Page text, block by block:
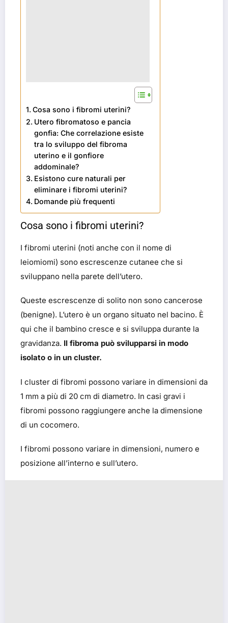
Cosa sono i fibromi uterini?
Utero fibromatoso e pancia
gonfia: Che correlazione esiste
tra lo sviluppo del fibroma
uterino e il gonfiore
addominale?
Esistono cure naturali per
eliminare i fibromi uterini?
Domande più frequenti
Cosa sono i fibromi uterini?
I fibromi uterini (noti anche con il nome di
leiomiomi) sono escrescenze cutanee che si
sviluppano nella parete dell’utero.
Queste escrescenze di solito non sono cancerose
(benigne). L’utero è un organo situato nel bacino. È
qui che il bambino cresce e si sviluppa durante la
gravidanza. Il fibroma può svilupparsi in modo
isolato o in un cluster.
I cluster di fibromi possono variare in dimensioni da
1 mm a più di 20 cm di diametro. In casi gravi i
fibromi possono raggiungere anche la dimensione
di un cocomero.
I fibromi possono variare in dimensioni, numero e
posizione all’interno e sull’utero.